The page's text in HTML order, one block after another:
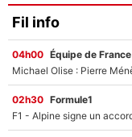
Fil info
04h00 Équipe de France
02h30 Formule1